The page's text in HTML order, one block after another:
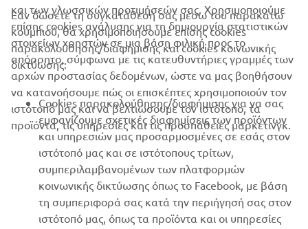
ΕΤΑΙΡΕΊΑ
B2B
ΠΕΡΙΣΣΌΤΕΡΑ YAMAHA
SUPPORT
ΕΝΗΜΕΡΩΤΙΚΟ ΔΕΛΤΙΟ
και των γλωσσικών προτιμήσεών σας. Χρησιμοποιούμε
επίσης cookies ανάλυσης για τη δημιουργία στατιστικών
στοιχείων χρηστών σε μια βάση φιλική προς το
απόρρητο, σύμφωνα με τις κατευθυντήριες γραμμές των
αρχών προστασίας δεδομένων, ώστε να μας βοηθήσουν
να κατανοήσουμε πώς οι επισκέπτες χρησιμοποιούν τον
ιστότοπό μας και να βελτιώσουμε τον ιστότοπο, τα
προϊόντα, τις υπηρεσίες και τις προσπάθειες μάρκετινγκ.
Εάν δώσετε τη συγκατάθεσή σας μέσω του παρακάτω
κουμπιού, θα χρησιμοποιήσουμε επίσης cookies
παρακολούθησης/διαφήμισης και cookies κοινωνικής
δικτύωσης:
Cookies παρακολούθησης/διαφήμισης για να σας
εμφανίζουμε σχετικές διαφημίσεις των προϊόντων
και υπηρεσιών μας προσαρμοσμένες σε εσάς στον
ιστότοπό μας και σε ιστότοπους τρίτων,
συμπεριλαμβανομένων των πλατφορμών
κοινωνικής δικτύωσης όπως το Facebook, με βάση
τη συμπεριφορά σας κατά την περιήγησή σας στον
ιστότοπό μας, όπως τα προϊόντα και οι υπηρεσίες